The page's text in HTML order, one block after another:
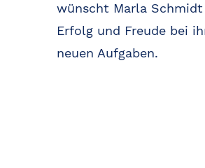
wünscht Marla Schmidt
Erfolg und Freude bei
neuen Aufgaben.